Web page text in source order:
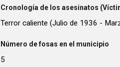
Cronología de los asesinatos
Terror caliente (Julio de 1936 -
Número de fosas en el municipio
5